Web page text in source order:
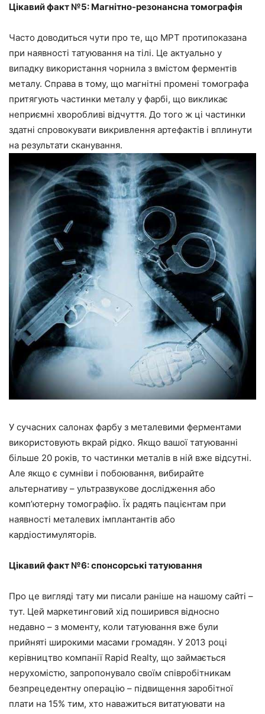
Цікавий факт №5: Магнітно-резонансна томографія
Часто доводиться чути про те, що МРТ протипоказана
при наявності татуювання на тілі. Це актуально у
випадку використання чорнила з вмістом ферментів
металу. Справа в тому, що магнітні промені томографа
притягують частинки металу у фарбі, що викликає
неприємні хворобливі відчуття. До того ж ці частинки
здатні спровокувати викривлення артефактів і вплинути
на результати сканування.
У сучасних салонах фарбу з металевими ферментами
використовують вкрай рідко. Якщо вашої татуюванні
більше 20 років, то частинки металів в ній вже відсутні.
Але якщо є сумніви і побоювання, вибирайте
альтернативу – ультразвукове дослідження або
комп’ютерну томографію. Їх радять пацієнтам при
наявності металевих імплантантів або
кардіостимуляторів.
Цікавий факт №6: спонсорські татуювання
Про це вигляді тату ми писали раніше на нашому сайті –
тут. Цей маркетинговий хід поширився відносно
недавно – з моменту, коли татуювання вже були
прийняті широкими масами громадян. У 2013 році
керівництво компанії Rapid Realty, що займається
нерухомістю, запропонувало своїм співробітникам
безпрецедентну операцію – підвищення заробітної
плати на 15% тим, хто наважиться витатуювати на